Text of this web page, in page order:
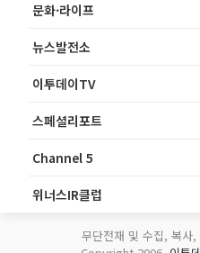
문화·라이프
뉴스발전소
이투데이TV
스페셜리포트
Channel 5
위너스IR클럽
무단전재 및 수집, 복사